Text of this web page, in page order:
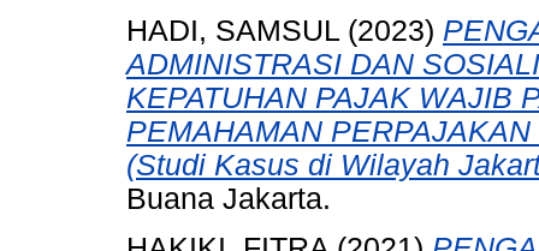
HADI, SAMSUL (2023)
ADMINISTRASI DAN
KEPATUHAN PAJAK WAJIB
PEMAHAMAN
(Studi Kasus di Wilayah
Buana Jakarta.